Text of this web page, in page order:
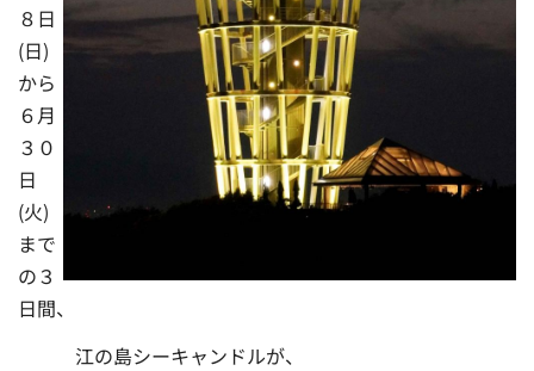
８日
(日)
から
６月
３０
日
(火)
まで
の３
日間、
江の島シーキャンドルが、